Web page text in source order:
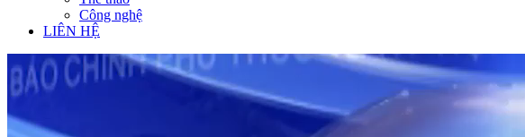
Công nghệ
LIÊN HỆ